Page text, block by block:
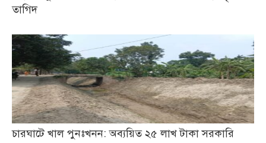
তাগিদ
চারঘাটে খাল পুনঃখনন: অব্যয়িত ২৫ লাখ টাকা সরকারি